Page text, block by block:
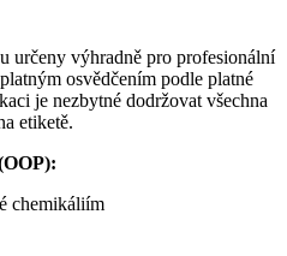
určeny výhradně pro profesionální
osvědčením podle platné
je nezbytné dodržovat všechna
etiketě.
chemikáliím